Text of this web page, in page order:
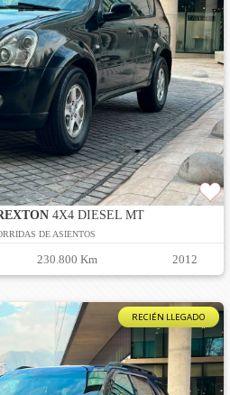
4X4 DIESEL MT
DE ASIENTOS
230.800 Km 2012
RECIÉN LLEGADO